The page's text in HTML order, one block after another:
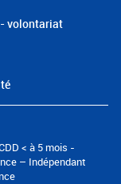
volontariat
< à 5 mois -
– Indépendant